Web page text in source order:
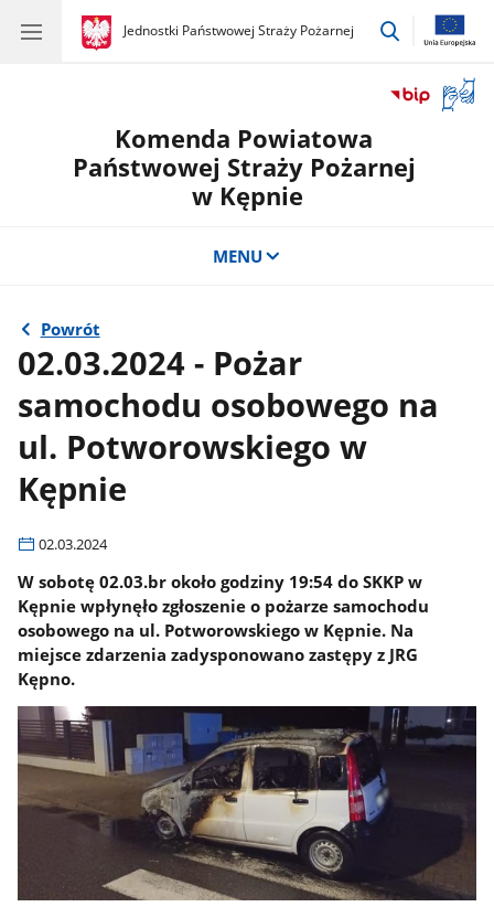
gov.pl
Jednostki Państwowej Straży Pożarnej
gov.pl
Jednostki
przejdź
okno
Komenda Powiatowa
Państwowej Straży Pożarnej
w Kępnie
MENU
Powrót
02.03.2024 - Pożar
samochodu osobowego na
ul. Potworowskiego w
Kępnie
02.03.2024
W sobotę 02.03.br około godziny 19:54 do SKKP w
Kępnie wpłynęło zgłoszenie o pożarze samochodu
osobowego na ul. Potworowskiego w Kępnie. Na
miejsce zdarzenia zadysponowano zastępy z JRG
Kępno.